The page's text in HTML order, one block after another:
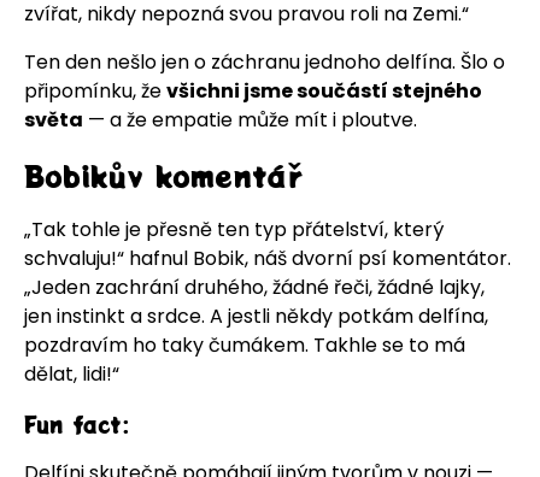
zvířat, nikdy nepozná svou pravou roli na Zemi.“
Ten den nešlo jen o záchranu jednoho delfína. Šlo o
připomínku, ževšichni jsme součástí stejného
světa — a že empatie může mít i ploutve.
Bobikův komentář
„Tak tohle je přesně ten typ přátelství, který
schvaluju!“ hafnul Bobik, náš dvorní psí komentátor.
„Jeden zachrání druhého, žádné řeči, žádné lajky,
jen instinkt a srdce. A jestli někdy potkám delfína,
pozdravím ho taky čumákem. Takhle se to má
dělat, lidi!“
Fun fact: